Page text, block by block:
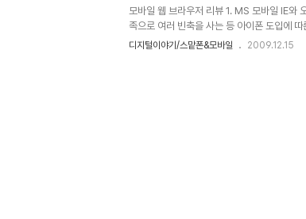
미하는 것이 아니라는 것을 너무도 잘알고
라면 문제일..
모바일 웹 브라우저 리뷰 1. MS 모바일 IE
족으로 여러 빈축을 사는 등 아이폰 도입에
같습니다. 하지만, 아이폰에 기다리며 극적으
에서 중심이 되는 기능으로써 그 사용의 빈도
디지털이야기/스맡폰&모바일 2009.12.15